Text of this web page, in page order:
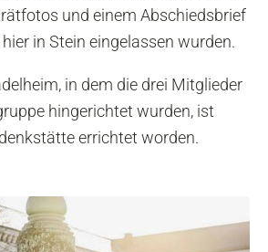
und einem Abschiedsbrief
in Stein eingelassen wurden.
in dem die drei Mitglieder
hingerichtet wurden, ist
errichtet worden.